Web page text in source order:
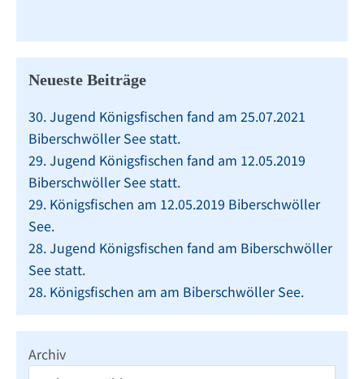
Neueste Beiträge
30. Jugend Königsfischen fand am 25.07.2021
Biberschwöller See statt.
29. Jugend Königsfischen fand am 12.05.2019
Biberschwöller See statt.
29. Königsfischen am 12.05.2019 Biberschwöller
See.
28. Jugend Königsfischen fand am Biberschwöller
See statt.
28. Königsfischen am am Biberschwöller See.
Archiv